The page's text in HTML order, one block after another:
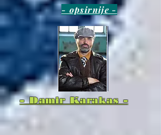
- opsirnije -
- Damir Karakas -